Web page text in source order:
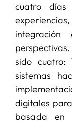
cuatro días
integración
sido cuatro:
sistemas
digitales
basada